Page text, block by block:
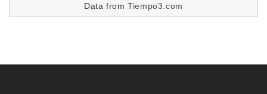
Data fromTiempo3.com